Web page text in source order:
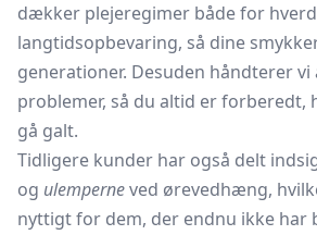
dækker plejeregimer både for
langtidsopbevaring, så dine
generationer. Desuden håndterer
problemer, så du altid er forberedt,
gå galt.
Tidligere kunder har også delt
og ulemperneved ørevedhæng,
nyttigt for dem, der endnu ikke har